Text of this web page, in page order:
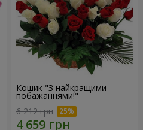
Кошик "З найкращими
побажаннями!"
6 212 грн